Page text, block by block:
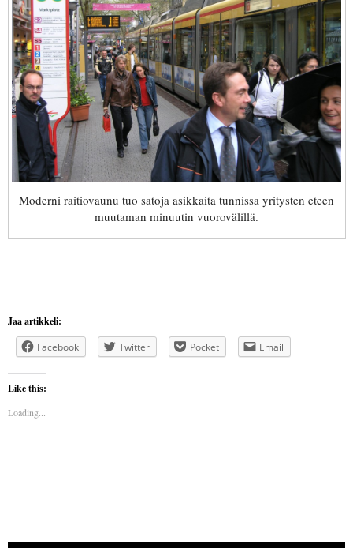
Moderni raitiovaunu tuo satoja asikkaita tunnissa yritysten eteen
muutaman minuutin vuorovälillä.
Jaa artikkeli:
Facebook
Twitter Pocket Email
Like this:
Loading...